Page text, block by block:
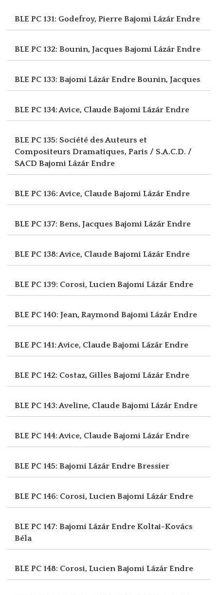
BLE PC 131: Godefroy, Pierre Bajomi Lázár Endre
BLE PC 132: Bounin, Jacques Bajomi Lázár Endre
BLE PC 133: Bajomi Lázár Endre Bounin, Jacques
BLE PC 134: Avice, Claude Bajomi Lázár Endre
BLE PC 135: Société des Auteurs et
Compositeurs Dramatiques, Paris / S.A.C.D. /
SACD Bajomi Lázár Endre
BLE PC 136: Avice, Claude Bajomi Lázár Endre
BLE PC 137: Bens, Jacques Bajomi Lázár Endre
BLE PC 138: Avice, Claude Bajomi Lázár Endre
BLE PC 139: Corosi, LucienBajomi Lázár Endre
BLE PC 140: Jean, Raymond Bajomi Lázár Endre
BLE PC 141: Avice, Claude Bajomi Lázár Endre
BLE PC 142: Costaz, Gilles Bajomi Lázár Endre
BLE PC 143: Aveline, Claude Bajomi Lázár Endre
BLE PC 144: Avice, Claude Bajomi Lázár Endre
BLE PC 145: Bajomi Lázár Endre Bressier
BLE PC 146: Corosi, LucienBajomi Lázár Endre
BLE PC 147: Bajomi Lázár Endre Koltai-Kovács
Béla
BLE PC 148: Corosi, LucienBajomi Lázár Endre